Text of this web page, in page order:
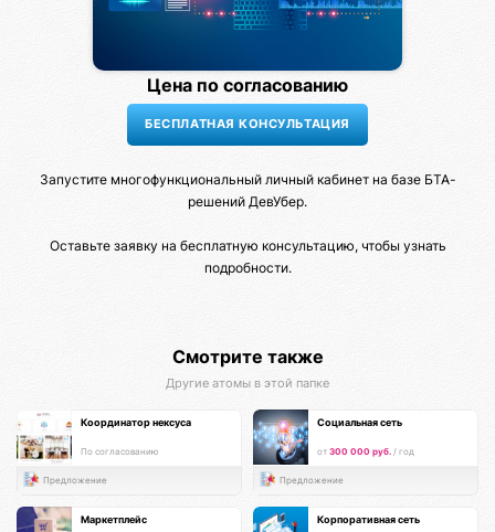
Цена по согласованию
Запустите многофункциональный личный кабинет на базе БТА-
решений ДевУбер.
Оставьте заявку на бесплатную консультацию, чтобы узнать
подробности.
Смотрите также
Другие атомы в этой папке
Координатор нексуса
По согласованию
Предложение
Социальная сеть
от 300 000 руб. / год
Предложение
Маркетплейс Корпоративная сеть